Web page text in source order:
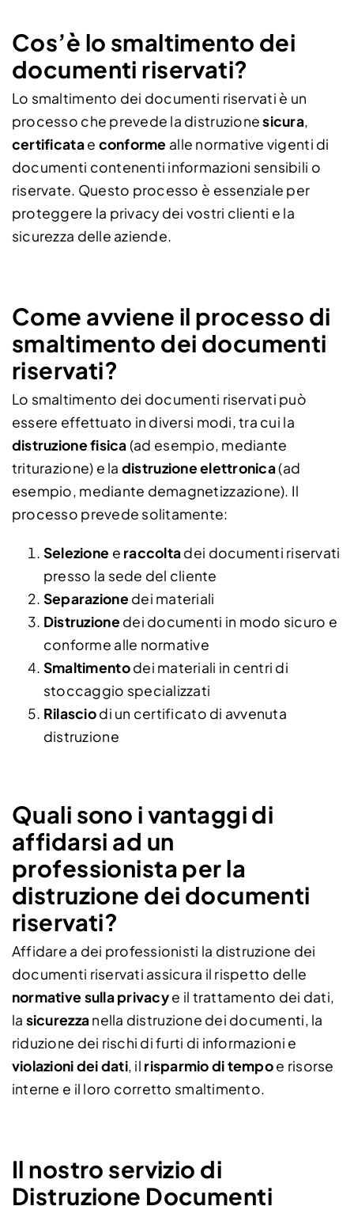
Cos’è lo smaltimento dei
documenti riservati?
Lo smaltimento dei documenti riservati è un
processo che prevede la distruzionesicura,
certificatae conforme alle normative vigenti di
documenti contenenti informazioni sensibili o
riservate. Questo processo è essenziale per
proteggere la privacy dei vostri clienti e la
sicurezza delle aziende.
Come avviene il processo di
smaltimento dei documenti
riservati?
Lo smaltimento dei documenti riservati può
essere effettuato in diversi modi, tra cui la
distruzione fisica(ad esempio, mediante
triturazione) e la distruzione elettronica(ad
esempio, mediante demagnetizzazione). Il
processo prevede solitamente:
Selezione e raccoltadei documenti riservati
presso la sede del cliente
Separazione dei materiali
Distruzione dei documenti in modo sicuro e
conforme alle normative
Smaltimentodei materiali in centri di
stoccaggio specializzati
Rilasciodi un certificato di avvenuta
distruzione
Quali sono i vantaggi di
affidarsi ad un
professionista per la
distruzione dei documenti
riservati?
Affidare a dei professionisti la distruzione dei
documenti riservati assicura il rispetto delle
normative sulla privacye il trattamento dei dati,
la sicurezzanella distruzione dei documenti, la
riduzione dei rischi di furti di informazioni e
violazioni dei dati, il risparmio di tempoe risorse
interne e il loro corretto smaltimento.
Il nostro servizio di
Distruzione Documenti